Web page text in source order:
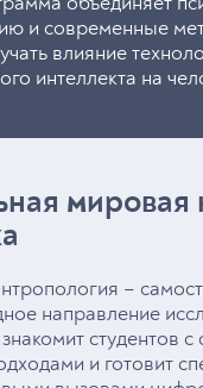
и современные
влияние
интеллекта на
мировая
–
направление
студентов
и готовит